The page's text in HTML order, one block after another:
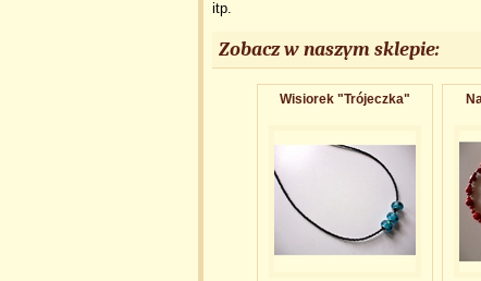
itp.
Zobacz w naszym sklepie:
Wisiorek "Trójeczka​"